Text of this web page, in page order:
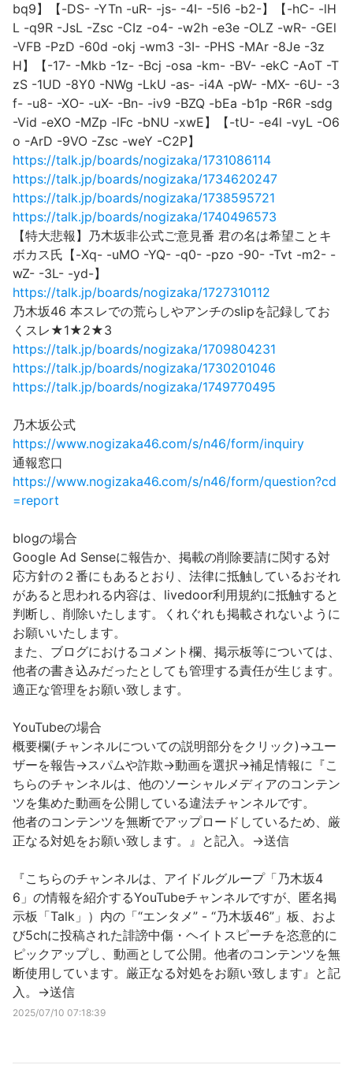
bq9】【-DS- -YTn -uR- -js- -4I- -5l6 -b2-】【-hC- -lH
L -q9R -JsL -Zsc -CIz -o4- -w2h -e3e -OLZ -wR- -GEl
-VFB -PzD -60d -okj -wm3 -3I- -PHS -MAr -8Je -3z
H】【-17- -Mkb -1z- -Bcj -osa -km- -BV- -ekC -AoT -T
zS -1UD -8Y0 -NWg -LkU -as- -i4A -pW- -MX- -6U- -3
f- -u8- -XO- -uX- -Bn- -iv9 -BZQ -bEa -b1p -R6R -sdg
-Vid -eXO -MZp -lFc -bNU -xwE】【-tU- -e4l -vyL -O6
o -ArD -9VO -Zsc -weY -C2P】
https://talk.jp/boards/nogizaka/1731086114
https://talk.jp/boards/nogizaka/1734620247
https://talk.jp/boards/nogizaka/1738595721
https://talk.jp/boards/nogizaka/1740496573
【特大悲報】乃木坂非公式ご意見番 君の名は希望ことキ
ボカス氏【-Xq- -uMO -YQ- -q0- -pzo -90- -Tvt -m2- -
wZ- -3L- -yd-】
https://talk.jp/boards/nogizaka/1727310112
乃木坂46 本スレでの荒らしやアンチのslipを記録してお
くスレ★1★2★3
https://talk.jp/boards/nogizaka/1709804231
https://talk.jp/boards/nogizaka/1730201046
https://talk.jp/boards/nogizaka/1749770495
乃木坂公式
https://www.nogizaka46.com/s/n46/form/inquiry
通報窓口
https://www.nogizaka46.com/s/n46/form/question?cd
=report
blogの場合
Google Ad Senseに報告か、掲載の削除要請に関する対
応方針の２番にもあるとおり、法律に抵触しているおそれ
があると思われる内容は、livedoor利用規約に抵触すると
判断し、削除いたします。くれぐれも掲載されないように
お願いいたします。
また、ブログにおけるコメント欄、掲示板等については、
他者の書き込みだったとしても管理する責任が生じます。
適正な管理をお願い致します。
YouTubeの場合
概要欄(チャンネルについての説明部分をクリック)→ユー
ザーを報告→スパムや詐欺→動画を選択→補足情報に『こ
ちらのチャンネルは、他のソーシャルメディアのコンテン
ツを集めた動画を公開している違法チャンネルです。
他者のコンテンツを無断でアップロードしているため、厳
正なる対処をお願い致します。』と記入。→送信
『こちらのチャンネルは、アイドルグループ「乃木坂4
6」の情報を紹介するYouTubeチャンネルですが、匿名掲
示板「Talk」）内の「“エンタメ” - “乃木坂46”」板、およ
び5chに投稿された誹謗中傷・ヘイトスピーチを恣意的に
ピックアップし、動画として公開。他者のコンテンツを無
断使用しています。厳正なる対処をお願い致します』と記
入。→送信
2025/07/10 07:18:39